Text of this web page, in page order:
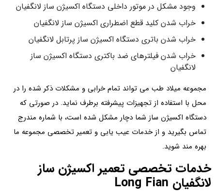
وجود مشکل در موتور داخلی دستگاه اکسیژن ساز لانگفیان
خراب شدن کلید قطع اضطراری اکسیژن ساز لانگفیان
خراب شدن باتری دستگاه اکسیژن ساز پرتابل لانگفیان
خراب شدن فیلترهای ضد باکتری دستگاه اکسیژن ساز
لانگفیان
مجموعه میلاد طب می تواند تمام خرابی و مشکلات ذکر شده را در
محل با استفاده از تجهیزات پیشرفته برطرف نماید. در صورتی که
دستگاه اکسیژن ساز شما دچار مشکل شده است، با شماره مندرج
تماس بگیرید و از خدمات عیب یابی و تعمیر تخصصی مجموعه ما
بهره مند شوید.
خدمات تخصصی تعمیر اکسیژن ساز
لانگفیان Long Fian